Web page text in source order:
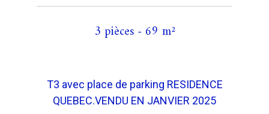
3 pièces - 69 m²
T3 avec place de parking RESIDENCE
QUEBEC.VENDU EN JANVIER 2025